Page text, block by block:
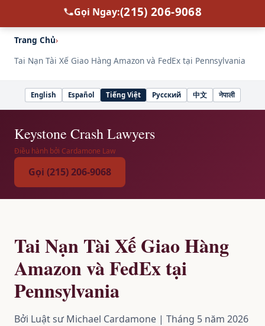
Gọi Ngay:(215) 206-9068
Trang Chủ›
Tai Nạn Tài Xế Giao Hàng Amazon và FedEx tại Pennsylvania
Select
English Español Tiếng Việt Русский 中文 नेपाली
Keystone Crash Lawyers
Điều hành bởi Cardamone Law
Gọi (215) 206-9068
Tai Nạn Tài Xế Giao Hàng
Amazon và FedEx tại
Pennsylvania
Bởi Luật sư Michael Cardamone | Tháng 5 năm 2026